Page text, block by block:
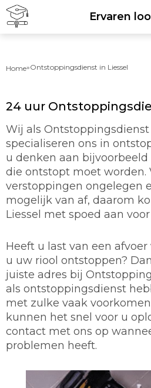
Ervaren
Home»Ontstoppingsdienst in Liessel
24 uur
Wij als Ontstoppingsdienst
specialiseren ons in
u denken aan bijvoorbeeld
die ontstopt moet worden.
verstoppingen ongelegen
mogelijk van af, daarom
Liessel met spoed aan
Heeft u last van een
u uw riool ontstoppen?
juiste adres bij
als ontstoppingsdienst
met zulke vaak
kunnen het snel voor u
contact met ons op
problemen heeft.